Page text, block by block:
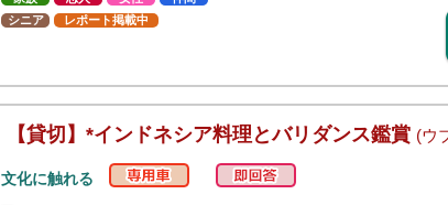
シニア
レポート掲載中
【貸切】*インドネシア料理とバリダンス鑑賞 (ウ
文化に触れる